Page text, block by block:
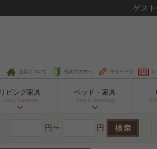
ゲスト
当店について 初めての方へ マイページ シ
リビング家具
Living Furniture
ベッド・家具
Bed & Bedding
円〜 円